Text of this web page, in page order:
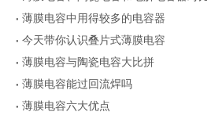
薄膜电容中用得较多的电容器
今天带你认识叠片式薄膜电容
薄膜电容与陶瓷电容大比拼
薄膜电容能过回流焊吗
薄膜电容六大优点